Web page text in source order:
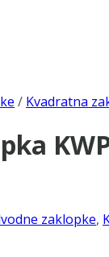
/ Kvadratna
zaklopke,